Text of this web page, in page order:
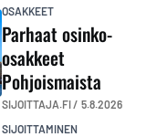
OSAKKEET
Parhaat osinko-
osakkeet
Pohjoismaista
SIJOITTAJA.FI / 5.8.2026
SIJOITTAMINEN